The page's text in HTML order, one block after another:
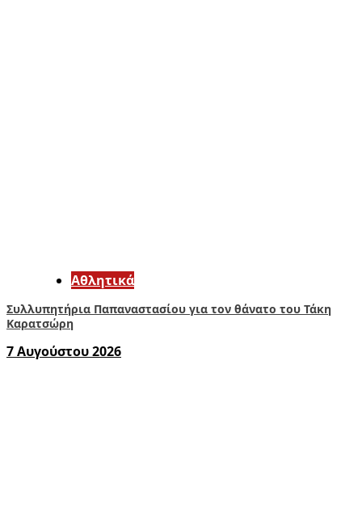
Αθλητικά
Συλλυπητήρια Παπαναστασίου για τον θάνατο του Τάκη
Καρατσώρη
7 Αυγούστου 2026